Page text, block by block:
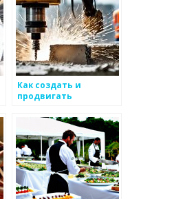
Как создать и
продвигать
приложения для
металлоизделий